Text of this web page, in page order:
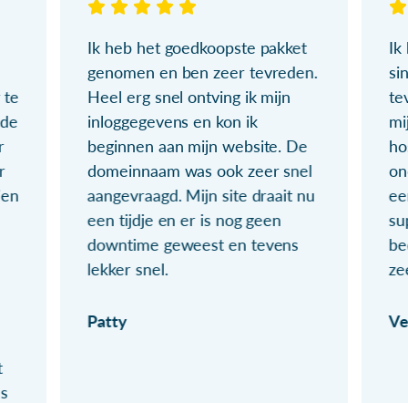
te
Ik heb het goedkoopste pakket
genomen en ben zeer tevreden.
Heel erg snel ontving ik mijn
inloggegevens en kon ik
beginnen aan mijn website. De
domeinnaam was ook zeer snel
aangevraagd. Mijn site draait nu
een tijdje en er is nog geen
downtime geweest en tevens
lekker snel.
Patty
Ik